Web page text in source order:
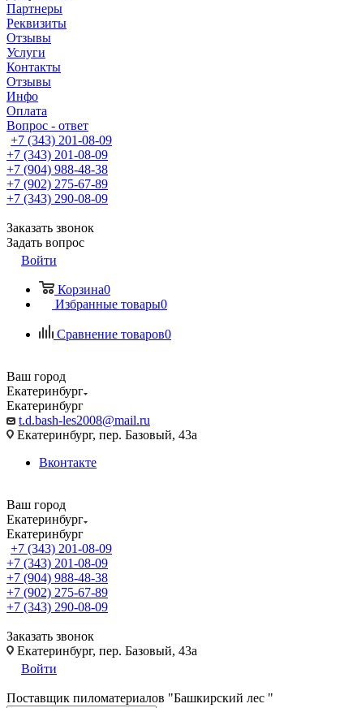
Партнеры
Реквизиты
Отзывы
Услуги
Контакты
Отзывы
Инфо
Оплата
Вопрос - ответ
+7 (343) 201-08-09
+7 (343) 201-08-09
+7 (904) 988-48-38
+7 (902) 275-67-89
+7 (343) 290-08-09
Заказать звонок
Задать вопрос
Войти
Корзина0
Избранные товары0
Сравнение товаров0
Ваш город
Екатеринбург
Екатеринбург
t.d.bash-les2008@mail.ru
Екатеринбург, пер. Базовый, 43а
Вконтакте
Ваш город
Екатеринбург
Екатеринбург
+7 (343) 201-08-09
+7 (343) 201-08-09
+7 (904) 988-48-38
+7 (902) 275-67-89
+7 (343) 290-08-09
Заказать звонок
Екатеринбург, пер. Базовый, 43а
Войти
Поставщик пиломатериалов "Башкирский лес "